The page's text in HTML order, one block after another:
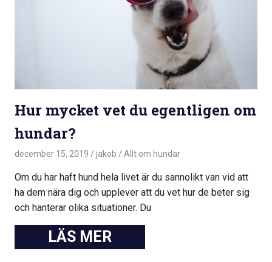
Hur mycket vet du egentligen om
hundar?
december 15, 2019 jakob Allt om hundar
Om du har haft hund hela livet är du sannolikt van vid att
ha dem nära dig och upplever att du vet hur de beter sig
och hanterar olika situationer. Du